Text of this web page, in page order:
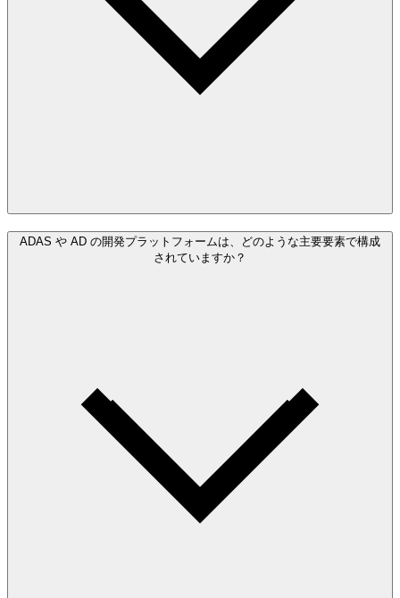
ADAS や AD の開発プラットフォームは、どのような主要要素で構成
されていますか？